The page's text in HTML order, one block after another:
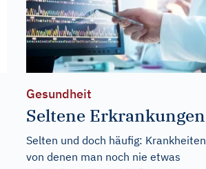
Gesundheit
Seltene Erkrankungen
Selten und doch häufig: Krankheiten
von denen man noch nie etwas